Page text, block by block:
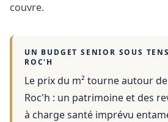
couvre.
UN BUDGET SENIOR SOUS
ROC'H
Le prix du m² tourne autour de
Roc'h : un patrimoine et des
à charge santé imprévu